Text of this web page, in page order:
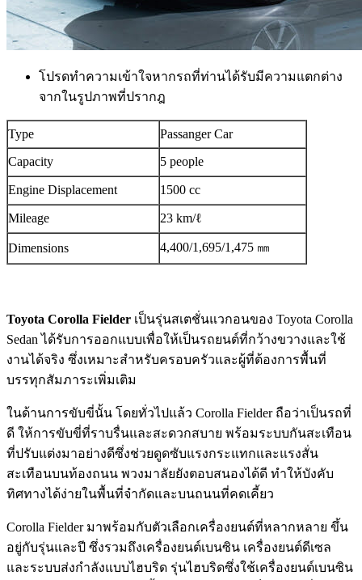
โปรดทำความเข้าใจหากรถที่ท่านได้รับมีความแตกต่าง
จากในรูปภาพที่ปรากฎ
Type
Passanger Car
Capacity
5 people
Engine Displacement 1500 cc
Mileage 23 km/ℓ
Dimensions 4,400/1,695/1,475 ㎜
Toyota Corolla Fielder เป็นรุ่นสเตชั่นแวกอนของ Toyota Corolla
Sedan ได้รับการออกแบบเพื่อให้เป็นรถยนต์ที่กว้างขวางและใช้
งานได้จริง ซึ่งเหมาะสำหรับครอบครัวและผู้ที่ต้องการพื้นที่
บรรทุกสัมภาระเพิ่มเติม
ในด้านการขับขี่นั้น โดยทั่วไปแล้ว Corolla Fielder ถือว่าเป็นรถที่
ดี ให้การขับขี่ที่ราบรื่นและสะดวกสบาย พร้อมระบบกันสะเทือน
ที่ปรับแต่งมาอย่างดีซึ่งช่วยดูดซับแรงกระแทกและแรงสั่น
สะเทือนบนท้องถนน พวงมาลัยยังตอบสนองได้ดี ทำให้บังคับ
ทิศทางได้ง่ายในพื้นที่จำกัดและบนถนนที่คดเคี้ยว
Corolla Fielder มาพร้อมกับตัวเลือกเครื่องยนต์ที่หลากหลาย ขึ้น
อยู่กับรุ่นและปี ซึ่งรวมถึงเครื่องยนต์เบนซิน เครื่องยนต์ดีเซล
และระบบส่งกำลังแบบไฮบริด รุ่นไฮบริดซึ่งใช้เครื่องยนต์เบนซิน